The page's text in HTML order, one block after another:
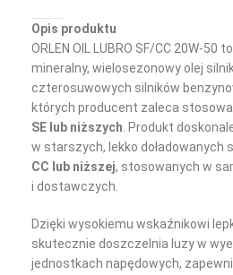
Opis produktu
ORLEN OIL LUBRO SF/CC 20W-50
mineralny, wielosezonowy olej
czterosuwowych silników
których producent zaleca
SE lub niższych. Produkt
w starszych, lekko doładowanych
CC lub niższej, stosowanych w
i dostawczych.
Dzięki wysokiemu wskaźnikowi
skutecznie doszczelnia luzy w
jednostkach napędowych,